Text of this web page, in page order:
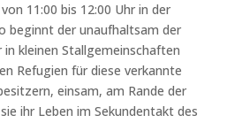
11:00 bis 12:00 Uhr in der
beginnt der unaufhaltsam der
kleinen Stallgemeinschaften
Refugien für diese verkannte
einsam, am Rande der
ihr Leben im Sekundentakt des